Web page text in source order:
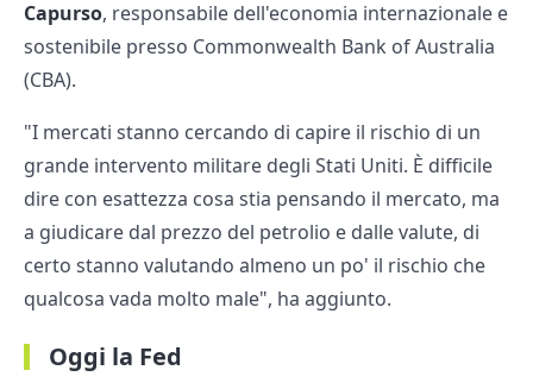
Capurso, responsabile dell'economia internazionale e
sostenibile presso Commonwealth Bank of Australia
(CBA).
"I mercati stanno cercando di capire il rischio di un
grande intervento militare degli Stati Uniti. È difficile
dire con esattezza cosa stia pensando il mercato, ma
a giudicare dal prezzo del petrolio e dalle valute, di
certo stanno valutando almeno un po' il rischio che
qualcosa vada molto male", ha aggiunto.
Oggi la Fed